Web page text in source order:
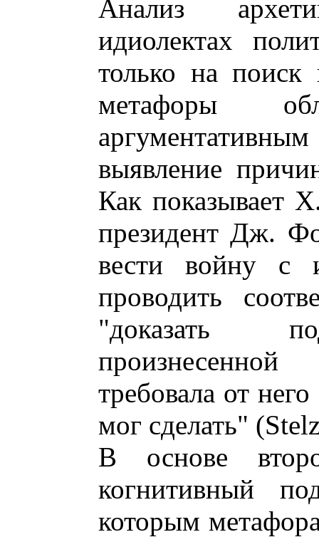
Анализ
идиолектах
только на поиск
метафоры
выявление
Как показывает
президент Дж.
вести войну с
проводить
"доказать
требовала от
мог сделать"
В основе
когнитивный
которым